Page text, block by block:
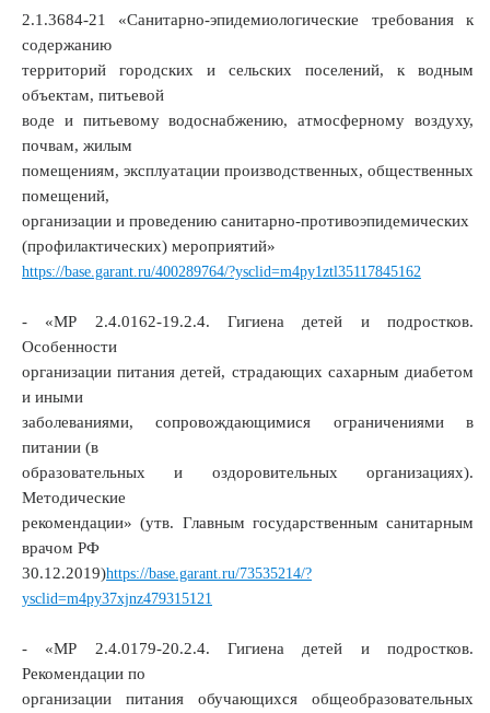
2.1.3684-21 «Санитарно-эпидемиологические требования к
содержанию
территорий городских и сельских поселений, к водным
объектам, питьевой
воде и питьевому водоснабжению, атмосферному воздуху,
почвам, жилым
помещениям, эксплуатации производственных, общественных
помещений,
организации и проведению санитарно-противоэпидемических
(профилактических) мероприятий»
https://base.garant.ru/400289764/?ysclid=m4py1ztl35117845162
- «МР 2.4.0162-19.2.4. Гигиена детей и подростков.
Особенности
организации питания детей, страдающих сахарным диабетом
и иными
заболеваниями, сопровождающимися ограничениями в
питании (в
образовательных и оздоровительных организациях).
Методические
рекомендации» (утв. Главным государственным санитарным
врачом РФ
30.12.2019)https://base.garant.ru/73535214/?
ysclid=m4py37xjnz479315121
- «МР 2.4.0179-20.2.4. Гигиена детей и подростков.
Рекомендации по
организации питания обучающихся общеобразовательных